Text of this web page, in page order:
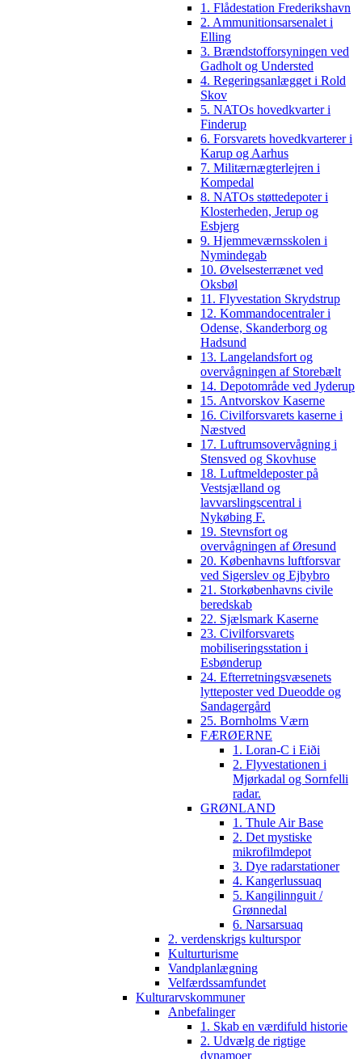
1. Flådestation Frederikshavn
2. Ammunitionsarsenalet i
Elling
3. Brændstofforsyningen ved
Gadholt og Understed
4. Regeringsanlægget i Rold
Skov
5. NATOs hovedkvarter i
Finderup
6. Forsvarets hovedkvarterer i
Karup og Aarhus
7. Militærnægterlejren i
Kompedal
8. NATOs støttedepoter i
Klosterheden, Jerup og
Esbjerg
9. Hjemmeværnsskolen i
Nymindegab
10. Øvelsesterrænet ved
Oksbøl
11. Flyvestation Skrydstrup
12. Kommandocentraler i
Odense, Skanderborg og
Hadsund
13. Langelandsfort og
overvågningen af Storebælt
14. Depotområde ved Jyderup
15. Antvorskov Kaserne
16. Civilforsvarets kaserne i
Næstved
17. Luftrumsovervågning i
Stensved og Skovhuse
18. Luftmeldeposter på
Vestsjælland og
lavvarslingscentral i
Nykøbing F.
19. Stevnsfort og
overvågningen af Øresund
20. Københavns luftforsvar
ved Sigerslev og Ejbybro
21. Storkøbenhavns civile
beredskab
22. Sjælsmark Kaserne
23. Civilforsvarets
mobiliseringsstation i
Esbønderup
24. Efterretningsvæsenets
lytteposter ved Dueodde og
Sandagergård
25. Bornholms Værn
FÆRØERNE
1. Loran-C i Eiði
2. Flyvestationen i
Mjørkadal og Sornfelli
radar.
GRØNLAND
1. Thule Air Base
2. Det mystiske
mikrofilmdepot
3. Dye radarstationer
4. Kangerlussuaq
5. Kangilinnguit /
Grønnedal
6. Narsarsuaq
2. verdenskrigs kulturspor
Kulturturisme
Vandplanlægning
Velfærdssamfundet
Kulturarvskommuner
Anbefalinger
1. Skab en værdifuld historie
2. Udvælg de rigtige
dynamoer